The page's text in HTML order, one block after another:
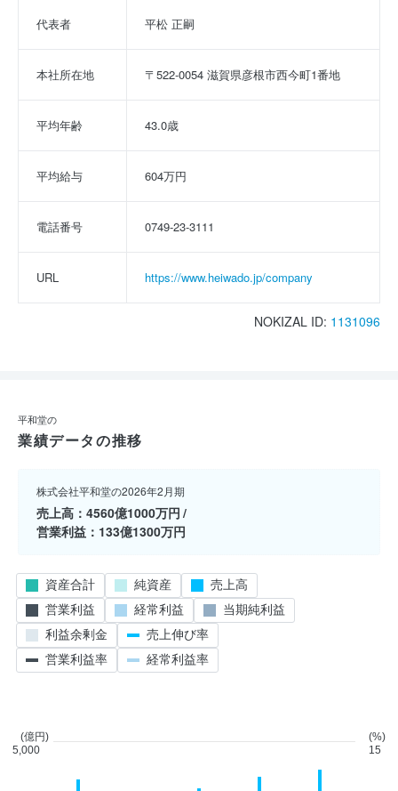
代表者 平松 正嗣
本社所在地 〒522-0054 滋賀県彦根市西今町1番地
平均年齢 43.0歳
平均給与 604万円
電話番号 0749-23-3111
URL https://www.heiwado.jp/company
NOKIZAL ID: 1131096
平和堂の
業績データの推移
株式会社平和堂の2026年2月期
売上高
4560億1000万円
営業利益
133億1300万円
(億円)
5,000
(%)
15
資産合計 純資産
売上高
営業利益
経常利益
当期純利益
利益余剰金
売上伸び率
営業利益率
経常利益率